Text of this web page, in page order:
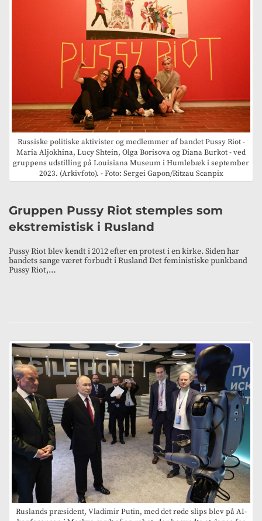
Russiske politiske aktivister og medlemmer af bandet Pussy Riot -
Maria Aljokhina, Lucy Shtein, Olga Borisova og Diana Burkot - ved
gruppens udstilling på Louisiana Museum i Humlebæk i september
2023. (Arkivfoto). - Foto: Sergei Gapon/Ritzau Scanpix
Gruppen Pussy Riot stemples som
ekstremistisk i Rusland
Pussy Riot blev kendt i 2012 efter en protest i en kirke. Siden har
bandets sange været forbudt i Rusland Det feministiske punkband
Pussy Riot,…
Ruslands præsident, Vladimir Putin, med det røde slips blev på AI-